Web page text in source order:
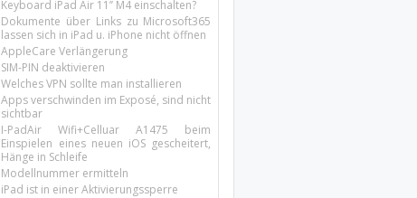
Keyboard iPad Air 11’’ M4 einschalten?
Dokumente über Links zu Microsoft365
lassen sich in iPad u. iPhone nicht öffnen
AppleCare Verlängerung
SIM-PIN deaktivieren
Welches VPN sollte man installieren
Apps verschwinden im Exposé, sind nicht
sichtbar
I-PadAir Wifi+Celluar A1475 beim
Einspielen eines neuen iOS gescheitert,
Hänge in Schleife
Modellnummer ermitteln
iPad ist in einer Aktivierungssperre